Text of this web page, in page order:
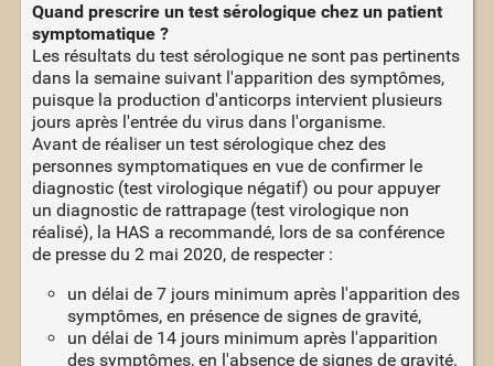
Quand prescrire un test sérologique chez un patient
symptomatique ?
Les résultats du test sérologique ne sont pas pertinents
dans la semaine suivant l'apparition des symptômes,
puisque la production d'anticorps intervient plusieurs
jours après l'entrée du virus dans l'organisme.
Avant de réaliser un test sérologique chez des
personnes symptomatiques en vue de confirmer le
diagnostic (test virologique négatif) ou pour appuyer
un diagnostic de rattrapage (test virologique non
réalisé), la HAS a recommandé, lors de sa conférence
de presse du 2 mai 2020, de respecter :
un délai de 7 jours minimum après l'apparition des
symptômes, en présence de signes de gravité,
un délai de 14 jours minimum après l'apparition
des symptômes, en l'absence de signes de gravité.